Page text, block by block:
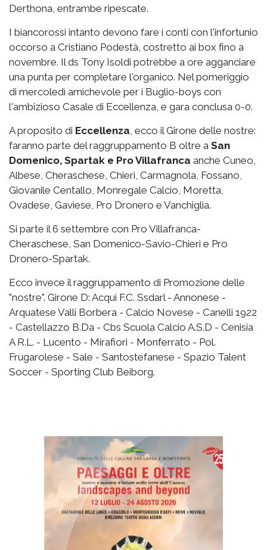
Derthona, entrambe ripescate.
I biancorossi intanto devono fare i conti con l'infortunio
occorso a Cristiano Podestà, costretto ai box fino a
novembre. Il ds Tony Isoldi potrebbe a ore agganciare
una punta per completare l'organico. Nel pomeriggio
di mercoledì amichevole per i Buglio-boys con
l'ambizioso Casale di Eccellenza, e gara conclusa 0-0.
A proposito di Eccellenza, ecco il Girone delle nostre:
faranno parte del raggruppamento B oltre a San
Domenico, Spartak e Pro Villafranca anche Cuneo,
Albese, Cheraschese, Chieri, Carmagnola, Fossano,
Giovanile Centallo, Monregale Calcio, Moretta,
Ovadese, Gaviese, Pro Dronero e Vanchiglia.
Si parte il 6 settembre con Pro Villafranca-
Cheraschese, San Domenico-Savio-Chieri e Pro
Dronero-Spartak.
Ecco invece il raggruppamento di Promozione delle
"nostre". Girone D: Acqui F.C. Ssdarl - Annonese -
Arquatese Valli Borbera - Calcio Novese - Canelli 1922
- Castellazzo B.Da - Cbs Scuola Calcio A.S.D - Cenisia
A R.L. - Lucento - Mirafiori - Monferrato - Pol.
Frugarolese - Sale - Santostefanese - Spazio Talent
Soccer - Sporting Club Beiborg.